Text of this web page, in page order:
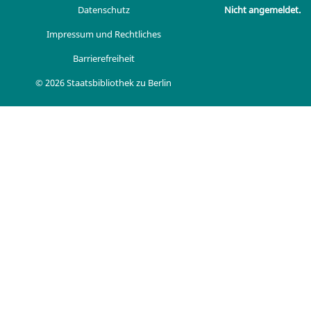
Datenschutz
Impressum und Rechtliches
Barrierefreiheit
© 2026 Staatsbibliothek zu Berlin
Nicht angemeldet.